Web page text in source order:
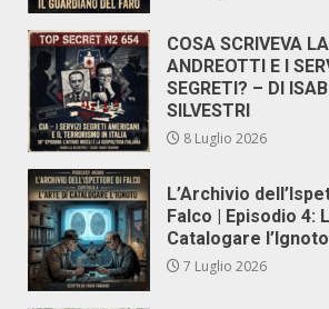
COSA SCRIVEVA
ANDREOTTI E I
SEGRETI? – DI
SILVESTRI
8 Luglio 2026
L’Archivio
Falco | Episodio 4:
Catalogare l’Ignoto
7 Luglio 2026